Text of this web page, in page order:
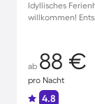
Idyllisches
willkommen!
ab 88 €
pro Nacht
4.8